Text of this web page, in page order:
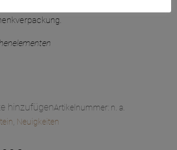
hinzufügenArtikelnummer: n. a.
Neuigkeiten